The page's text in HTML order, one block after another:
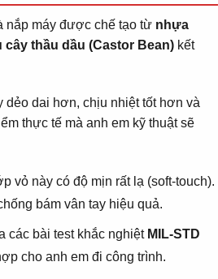
nắp máy được chế tạo từ nhựa
cây thầu dầu (Castor Bean) kết
dai hơn, chịu nhiệt tốt hơn và
thực tế mà anh em kỹ thuật sẽ
vỏ này có độ mịn rất lạ (soft-touch).
bám vân tay hiệu quả.
các bài test khắc nghiệt MIL-STD
cho anh em đi công trình.